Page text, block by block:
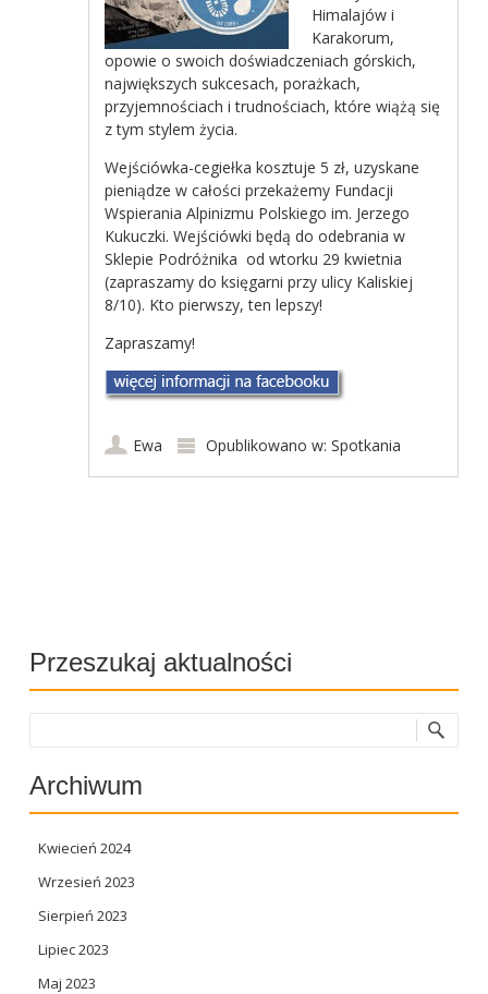
Himalajów i
Karakorum,
opowie o swoich doświadczeniach górskich,
największych sukcesach, porażkach,
przyjemnościach i trudnościach, które wiążą się
z tym stylem życia.
Wejściówka-cegiełka kosztuje 5 zł, uzyskane
pieniądze w całości przekażemy Fundacji
Wspierania Alpinizmu Polskiego im. Jerzego
Kukuczki. Wejściówki będą do odebrania w
Sklepie Podróżnika od wtorku 29 kwietnia
(zapraszamy do księgarni przy ulicy Kaliskiej
8/10). Kto pierwszy, ten lepszy!
Zapraszamy!
Ewa Opublikowano w:Spotkania
Przeszukaj aktualności
Archiwum
Kwiecień 2024
Wrzesień 2023
Sierpień 2023
Lipiec 2023
Maj 2023